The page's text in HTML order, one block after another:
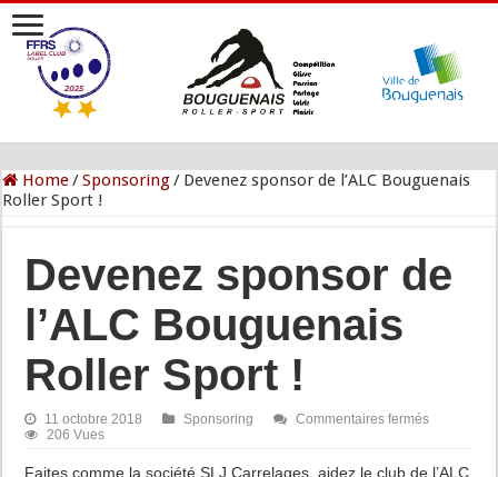
Home/Sponsoring/ Devenez sponsor de l’ALC Bouguenais
Roller Sport !
Devenez sponsor de
l’ALC Bouguenais
Roller Sport !
11 octobre 2018 Sponsoring Commentaires ferméssur
de
206 Vues
Faites comme la société SLJ Carrelages, aidez le club de l’ALC